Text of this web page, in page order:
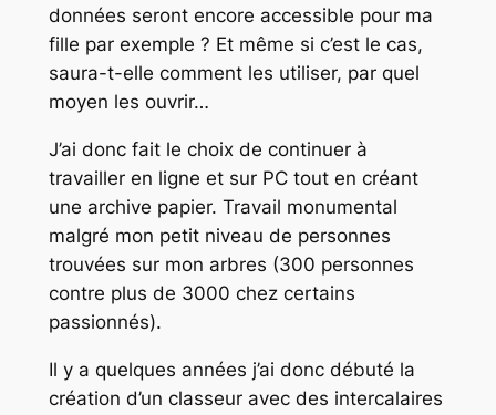
données seront encore accessible pour ma
fille par exemple ? Et même si c’est le cas,
saura-t-elle comment les utiliser, par quel
moyen les ouvrir…
J’ai donc fait le choix de continuer à
travailler en ligne et sur PC tout en créant
une archive papier. Travail monumental
malgré mon petit niveau de personnes
trouvées sur mon arbres (300 personnes
contre plus de 3000 chez certains
passionnés).
Il y a quelques années j’ai donc débuté la
création d’un classeur avec des intercalaires